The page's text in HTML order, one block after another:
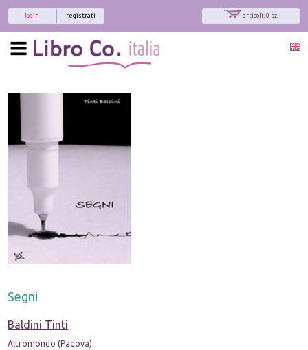
articoli: 0 pz.
registrati
login
Segni
Baldini Tinti
Altromondo (Padova)